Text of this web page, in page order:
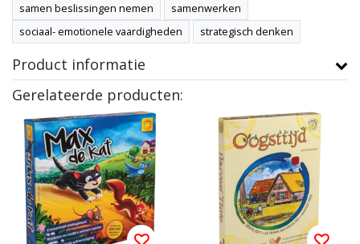
samen beslissingen nemen
samenwerken
sociaal- emotionele vaardigheden
strategisch denken
Product informatie
Gerelateerde producten: